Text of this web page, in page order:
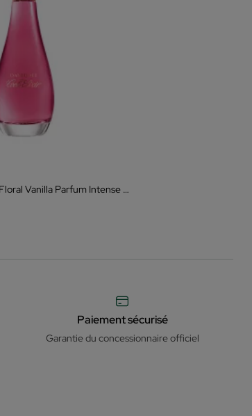
Davidoff Cool Elixir Floral Vanilla Parfum Intense pour Femme
Paiement sécurisé
Garantie du concessionnaire officiel